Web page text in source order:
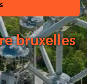
bruxelles